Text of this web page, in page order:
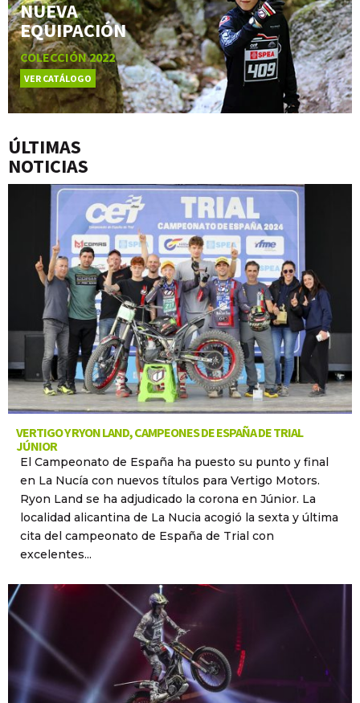
NUEVA
EQUIPACIÓN
COLECCIÓN 2022
VER CATÁLOGO
ÚLTIMAS
NOTICIAS
VERTIGO Y RYON LAND, CAMPEONES DE ESPAÑA DE TRIAL
JÚNIOR
El Campeonato de España ha puesto su punto y final
en La Nucía con nuevos títulos para Vertigo Motors.
Ryon Land se ha adjudicado la corona en Júnior. La
localidad alicantina de La Nucia acogió la sexta y última
cita del campeonato de España de Trial con
excelentes...